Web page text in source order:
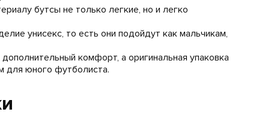
бутсы не только легкие, но и легко
унисекс, то есть они подойдут как мальчикам,
комфорт, а оригинальная упаковка
для юного футболиста.